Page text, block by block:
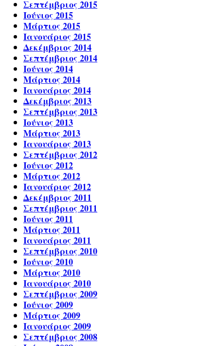
Σεπτέμβριος 2015
Ιούνιος 2015
Μάρτιος 2015
Ιανουάριος 2015
Δεκέμβριος 2014
Σεπτέμβριος 2014
Ιούνιος 2014
Μάρτιος 2014
Ιανουάριος 2014
Δεκέμβριος 2013
Σεπτέμβριος 2013
Ιούνιος 2013
Μάρτιος 2013
Ιανουάριος 2013
Σεπτέμβριος 2012
Ιούνιος 2012
Μάρτιος 2012
Ιανουάριος 2012
Δεκέμβριος 2011
Σεπτέμβριος 2011
Ιούνιος 2011
Μάρτιος 2011
Ιανουάριος 2011
Σεπτέμβριος 2010
Ιούνιος 2010
Μάρτιος 2010
Ιανουάριος 2010
Σεπτέμβριος 2009
Ιούνιος 2009
Μάρτιος 2009
Ιανουάριος 2009
Σεπτέμβριος 2008